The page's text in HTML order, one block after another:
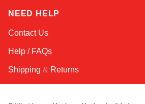
NEED HELP
Contact Us
Help / FAQs
Shipping & Returns